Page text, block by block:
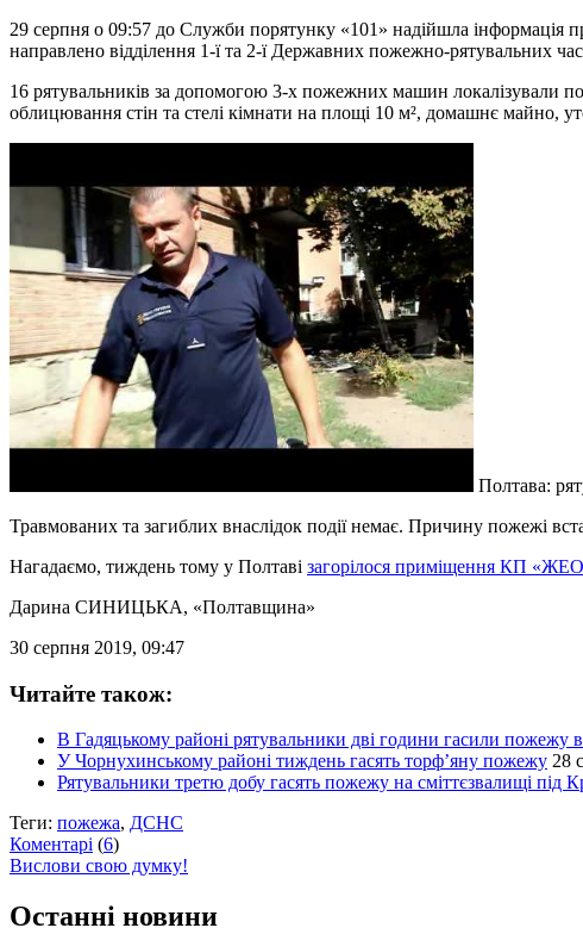
29 серпня о 09:57 до Служби порятунку «101» надійшла інформація
направлено відділення 1-ї та 2-ї Державних пожежно-рятувальних
16 рятувальників за допомогою 3-х пожежних машин локалізували
облицювання стін та стелі кімнати на площі 10 м², домашнє майно,
Полтава:
Травмованих та загиблих внаслідок події немає. Причину пожежі
Нагадаємо, тиждень тому у Полтаві загорілося приміщення КП
Дарина СИНИЦЬКА, «Полтавщина»
30 серпня 2019, 09:47
Читайте також:
В Гадяцькому районі рятувальники дві години гасили пожежу
У Чорнухинському районі тиждень гасять торф’яну пожежу 28
Рятувальники третю добу гасять пожежу на сміттєзвалищі під
Теги: пожежа, ДСНС
Коментарі (6)
Вислови свою думку!
Останні новини